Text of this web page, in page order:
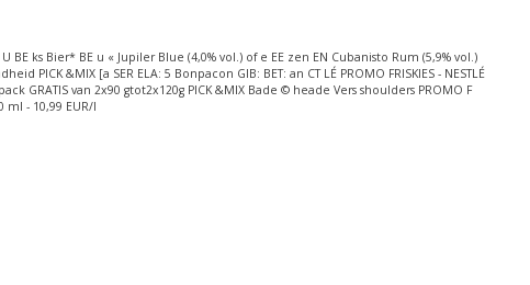
ks Bier* BE u « Jupiler Blue (4,0% vol.) of e EE zen EN Cubanisto Rum (5,9% vol.)
&MIX [a SER ELA: 5 Bonpacon GIB: BET: an CT LÉ PROMO FRISKIES - NESTLÉ
GRATIS van 2x90 gtot2x120g PICK &MIX Bade © heade Vers shoulders PROMO F
ml - 10,99 EUR/I